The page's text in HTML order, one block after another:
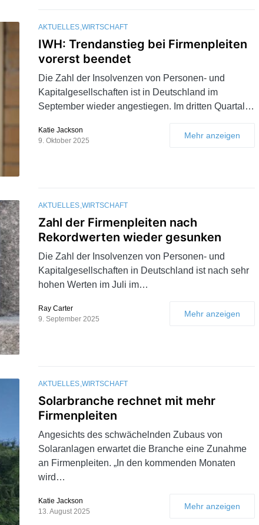
AKTUELLES WIRTSCHAFT
IWH: Trendanstieg bei Firmenpleiten
vorerst beendet
Die Zahl der Insolvenzen von Personen- und
Kapitalgesellschaften ist in Deutschland im
September wieder angestiegen. Im dritten Quartal…
Katie Jackson
9. Oktober 2025
Mehr anzeigen
AKTUELLES WIRTSCHAFT
Zahl der Firmenpleiten nach
Rekordwerten wieder gesunken
Die Zahl der Insolvenzen von Personen- und
Kapitalgesellschaften in Deutschland ist nach sehr
hohen Werten im Juli im…
Ray Carter
9. September 2025
Mehr anzeigen
AKTUELLES WIRTSCHAFT
Solarbranche rechnet mit mehr
Firmenpleiten
Angesichts des schwächelnden Zubaus von
Solaranlagen erwartet die Branche eine Zunahme
an Firmenpleiten. „In den kommenden Monaten
wird…
Katie Jackson
13. August 2025
Mehr anzeigen